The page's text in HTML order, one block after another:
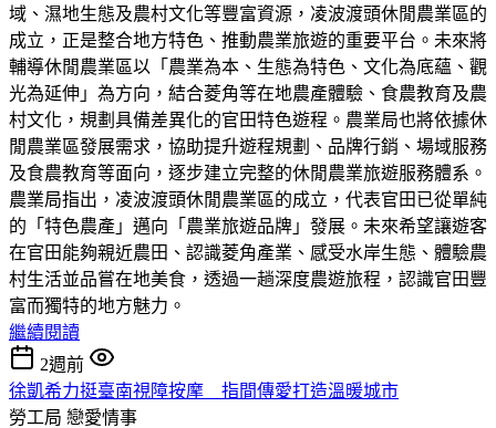
域、濕地生態及農村文化等豐富資源，凌波渡頭休閒農業區的
成立，正是整合地方特色、推動農業旅遊的重要平台。未來將
輔導休閒農業區以「農業為本、生態為特色、文化為底蘊、觀
光為延伸」為方向，結合菱角等在地農產體驗、食農教育及農
村文化，規劃具備差異化的官田特色遊程。農業局也將依據休
閒農業區發展需求，協助提升遊程規劃、品牌行銷、場域服務
及食農教育等面向，逐步建立完整的休閒農業旅遊服務體系。
農業局指出，凌波渡頭休閒農業區的成立，代表官田已從單純
的「特色農產」邁向「農業旅遊品牌」發展。未來希望讓遊客
在官田能夠親近農田、認識菱角產業、感受水岸生態、體驗農
村生活並品嘗在地美食，透過一趟深度農遊旅程，認識官田豐
富而獨特的地方魅力。
繼續閱讀
2週前
徐凱希力挺臺南視障按摩 指間傳愛打造溫暖城市
勞工局 戀愛情事